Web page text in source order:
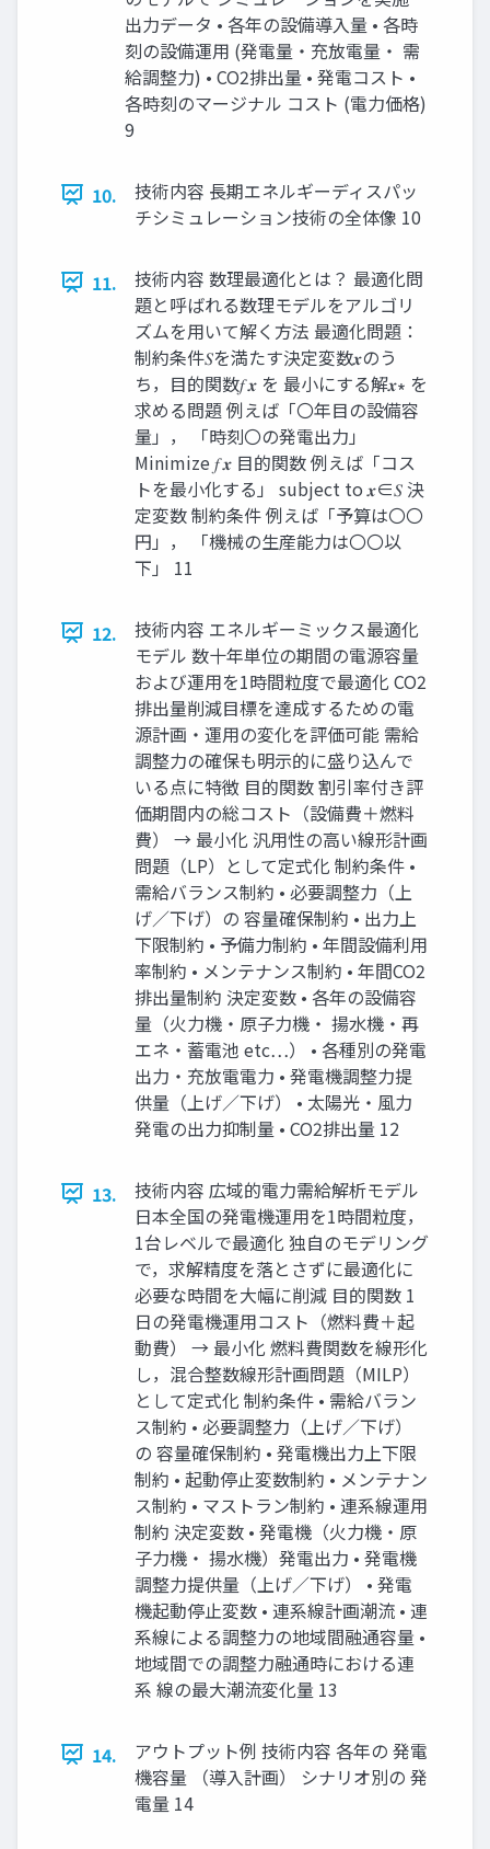
出力データ • 各年の設備導入量 • 各時
刻の設備運用 (発電量・充放電量・ 需
給調整力) • CO2排出量 • 発電コスト •
各時刻のマージナル コスト (電力価格)
9
10.
技術内容 長期エネルギーディスパッ
チシミュレーション技術の全体像 10
11.
技術内容 数理最適化とは？ 最適化問
題と呼ばれる数理モデルをアルゴリ
ズムを用いて解く方法 最適化問題：
制約条件𝑆を満たす決定変数𝒙のう
ち，目的関数𝑓 𝒙 を 最小にする解𝒙∗ を
求める問題 例えば「〇年目の設備容
量」， 「時刻〇の発電出力」
Minimize 𝑓 𝒙 目的関数 例えば「コス
トを最小化する」 subject to 𝒙∈𝑆 決
定変数 制約条件 例えば「予算は〇〇
円」， 「機械の生産能力は〇〇以
下」 11
12.
技術内容 エネルギーミックス最適化
モデル 数十年単位の期間の電源容量
および運用を1時間粒度で最適化 CO2
排出量削減目標を達成するための電
源計画・運用の変化を評価可能 需給
調整力の確保も明示的に盛り込んで
いる点に特徴 目的関数 割引率付き評
価期間内の総コスト（設備費＋燃料
費） → 最小化 汎用性の高い線形計画
問題（LP）として定式化 制約条件 •
需給バランス制約 • 必要調整力（上
げ／下げ）の 容量確保制約 • 出力上
下限制約 • 予備力制約 • 年間設備利用
率制約 • メンテナンス制約 • 年間CO2
排出量制約 決定変数 • 各年の設備容
量（火力機・原子力機・ 揚水機・再
エネ・蓄電池 etc…） • 各種別の発電
出力・充放電電力 • 発電機調整力提
供量（上げ／下げ） • 太陽光・風力
発電の出力抑制量 • CO2排出量 12
13.
技術内容 広域的電力需給解析モデル
日本全国の発電機運用を1時間粒度，
1台レベルで最適化 独自のモデリング
で，求解精度を落とさずに最適化に
必要な時間を大幅に削減 目的関数 1
日の発電機運用コスト（燃料費＋起
動費） → 最小化 燃料費関数を線形化
し，混合整数線形計画問題（MILP）
として定式化 制約条件 • 需給バラン
ス制約 • 必要調整力（上げ／下げ）
の 容量確保制約 • 発電機出力上下限
制約 • 起動停止変数制約 • メンテナン
ス制約 • マストラン制約 • 連系線運用
制約 決定変数 • 発電機（火力機・原
子力機・ 揚水機）発電出力 • 発電機
調整力提供量（上げ／下げ） • 発電
機起動停止変数 • 連系線計画潮流 • 連
系線による調整力の地域間融通容量 •
地域間での調整力融通時における連
系 線の最大潮流変化量 13
14.
アウトプット例 技術内容 各年の 発電
機容量 （導入計画） シナリオ別の 発
電量 14